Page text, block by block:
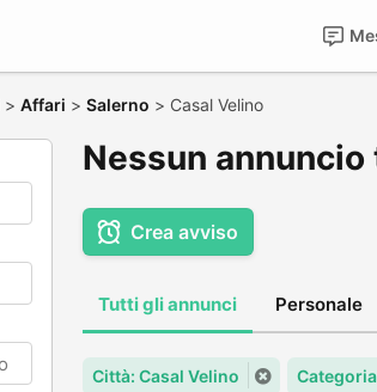
> Affari > Salerno > Casal Velino
Nessun
Crea avviso
Tutti gli annunci Personale
Città: Casal Velino